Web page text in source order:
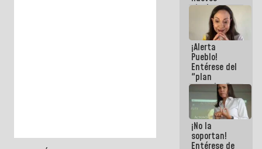
programa
titulares en
Viceministerio
de Energía
Eléctrica y
CORPOELEC
¡Alerta
Pueblo!
Entérese del
"plan
enjambre"
de La Sayo
para
sabotear el
diálogo y
promover el
¡No la
soportan!
Entérese de